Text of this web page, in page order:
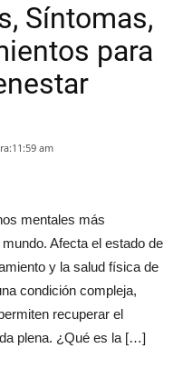
Síntomas,
para
am
mentales más
Afecta el estado de
y la salud física de
condición compleja,
recuperar el
plena. ¿Qué es la […]